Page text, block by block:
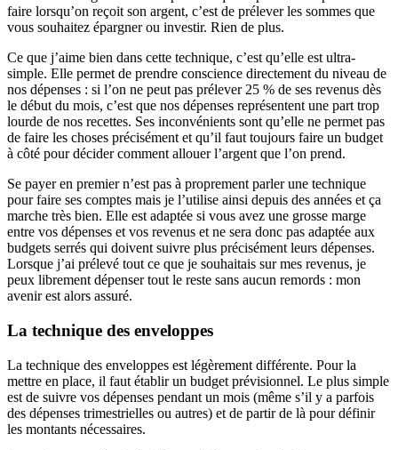
faire lorsqu’on reçoit son argent, c’est de prélever les sommes que
vous souhaitez épargner ou investir. Rien de plus.
Ce que j’aime bien dans cette technique, c’est qu’elle est ultra-
simple. Elle permet de prendre conscience directement du niveau de
nos dépenses : si l’on ne peut pas prélever 25 % de ses revenus dès
le début du mois, c’est que nos dépenses représentent une part trop
lourde de nos recettes. Ses inconvénients sont qu’elle ne permet pas
de faire les choses précisément et qu’il faut toujours faire un budget
à côté pour décider comment allouer l’argent que l’on prend.
Se payer en premier n’est pas à proprement parler une technique
pour faire ses comptes mais je l’utilise ainsi depuis des années et ça
marche très bien. Elle est adaptée si vous avez une grosse marge
entre vos dépenses et vos revenus et ne sera donc pas adaptée aux
budgets serrés qui doivent suivre plus précisément leurs dépenses.
Lorsque j’ai prélevé tout ce que je souhaitais sur mes revenus, je
peux librement dépenser tout le reste sans aucun remords : mon
avenir est alors assuré.
La technique des enveloppes
La technique des enveloppes est légèrement différente. Pour la
mettre en place, il faut établir un budget prévisionnel. Le plus simple
est de suivre vos dépenses pendant un mois (même s’il y a parfois
des dépenses trimestrielles ou autres) et de partir de là pour définir
les montants nécessaires.